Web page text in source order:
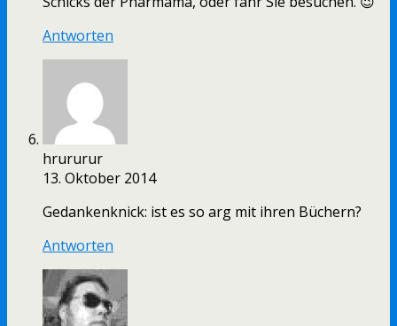
Antworten
hrururur
13. Oktober 2014
Gedankenknick: ist es so arg mit ihren Büchern?
Antworten